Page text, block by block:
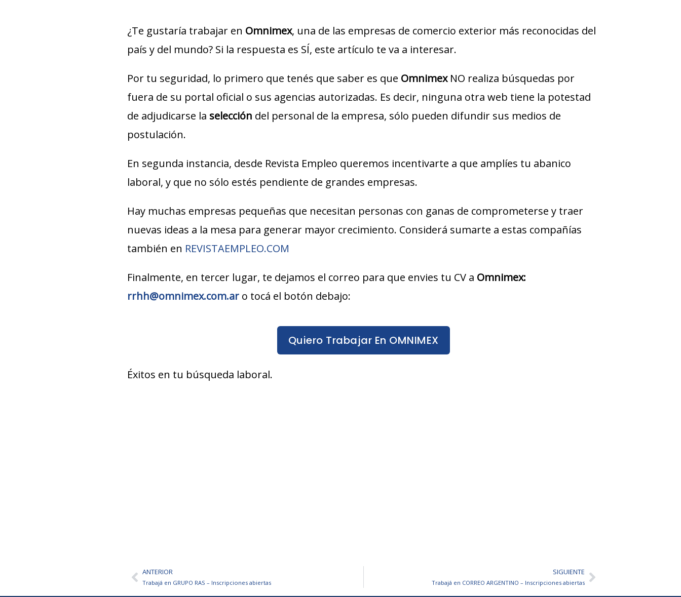
¿Te gustaría trabajar en Omnimex, una de las empresas de comercio exterior más reconocidas del
país y del mundo? Si la respuesta es SÍ, este artículo te va a interesar.
Por tu seguridad, lo primero que tenés que saber es que OmnimexNO realiza búsquedas por
fuera de su portal oficial o sus agencias autorizadas. Es decir, ninguna otra web tiene la potestad
de adjudicarse la selección del personal de la empresa, sólo pueden difundir sus medios de
postulación.
En segunda instancia, desde Revista Empleo queremos incentivarte a que amplíes tu abanico
laboral, y que no sólo estés pendiente de grandes empresas.
Hay muchas empresas pequeñas que necesitan personas con ganas de comprometerse y traer
nuevas ideas a la mesa para generar mayor crecimiento. Considerá sumarte a estas compañías
también en REVISTAEMPLEO.COM
Finalmente, en tercer lugar, te dejamos el correo para que envies tu CV a Omnimex:
rrhh@omnimex.com.aro tocá el botón debajo:
Quiero Trabajar En OMNIMEX
Éxitos en tu búsqueda laboral.
AntANTERIOR
Trabajá en GRUPO RAS – Inscripciones abiertas
SIGUIENTE
Trabajá en CORREO ARGENTINO – Inscripciones abiertasSiguiente